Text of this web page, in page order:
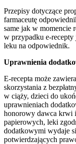
Przepisy dotyczące
farmaceutę
same jak w momencie
w przypadku e-recepty
leku na odpowiednik.
Uprawnienia
E-recepta może
skorzystania z
w ciąży, dzieci do
uprawnieniach
honorowy dawca krwi
papierowych, leki
dodatkowymi wydaje
potwierdzających